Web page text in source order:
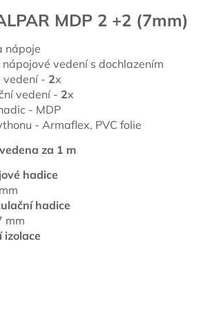
MDP 2 +2 (7mm)
nápoje
nápojové vedení s dochlazením
vedení - 2x
vedení - 2x
- MDP
- Armaflex, PVC folie
za 1 m
hadice
hadice
mm
izolace